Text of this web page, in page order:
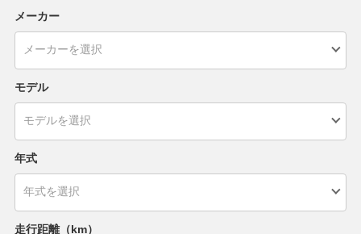
メーカー
モデル
年式
走行距離（km）